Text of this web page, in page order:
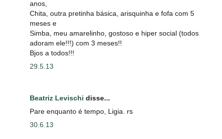
anos,
Chita, outra pretinha básica, arisquinha e fofa com 5
meses e
Simba, meu amarelinho, gostoso e hiper social (todos
adoram ele!!!) com 3 meses!!
Bjos a todos!!!
29.5.13
Beatriz Levischi disse...
Pare enquanto é tempo, Ligia. rs
30.6.13